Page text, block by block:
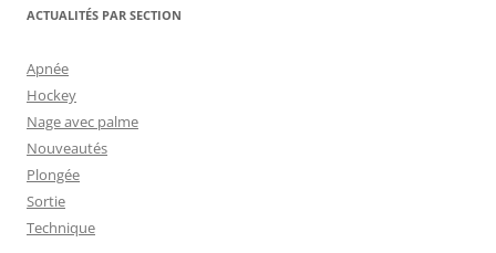
ACTUALITÉS PAR SECTION
Apnée
Hockey
Nage avec palme
Nouveautés
Plongée
Sortie
Technique